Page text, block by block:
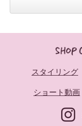
スタイリング
ショート動画